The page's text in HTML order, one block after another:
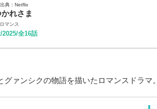
典：Netflix
れさま
ロマンス
全16話
ァンシクの物語を描いたロマンスドラマ。